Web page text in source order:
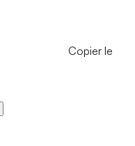
Copier le